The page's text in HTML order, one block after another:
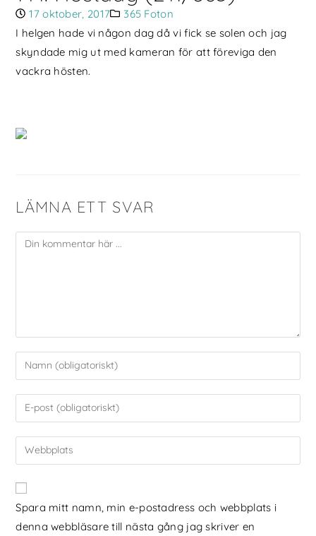
17 oktober, 2017
365 Foton
I helgen hade vi någon dag då vi fick se solen och jag
skyndade mig ut med kameran för att föreviga den
vackra hösten.
LÄMNA ETT SVAR
Spara mitt namn, min e-postadress och webbplats i
denna webbläsare till nästa gång jag skriver en